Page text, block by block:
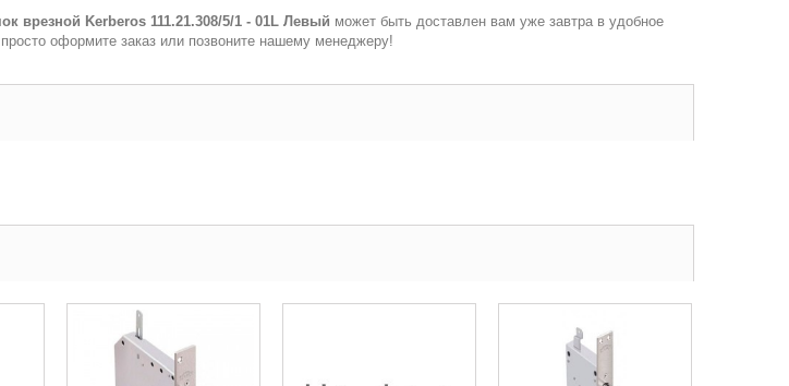
врезной Kerberos 111.21.308/5/1 - 01L Левый может быть доставлен вам уже завтра в удобное
оформите заказ или позвоните нашему менеджеру!